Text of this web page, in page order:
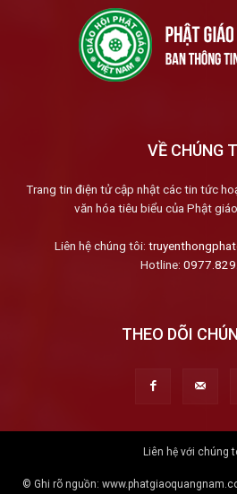
VỀ CHÚNG
Trang tin điện tử cập nhật các tin tức
văn hóa tiêu biểu của Phật
Liên hệ chúng tôi:
Hotline:
THEO DÕI
Liên hệ với chúng
© Ghi rõ nguồn: